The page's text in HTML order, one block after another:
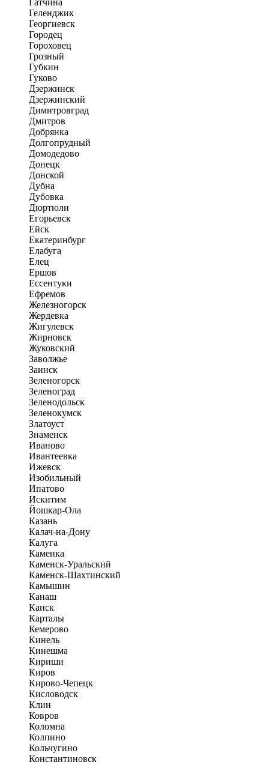
Гатчина
Геленджик
Георгиевск
Городец
Гороховец
Грозный
Губкин
Гуково
Дзержинск
Дзержинский
Димитровград
Дмитров
Добрянка
Долгопрудный
Домодедово
Донецк
Донской
Дубна
Дубовка
Дюртюли
Егорьевск
Ейск
Екатеринбург
Елабуга
Елец
Ершов
Ессентуки
Ефремов
Железногорск
Жердевка
Жигулевск
Жирновск
Жуковский
Заволжье
Заинск
Зеленогорск
Зеленоград
Зеленодольск
Зеленокумск
Златоуст
Знаменск
Иваново
Ивантеевка
Ижевск
Изобильный
Ипатово
Искитим
Йошкар-Ола
Казань
Калач-на-Дону
Калуга
Каменка
Каменск-Уральский
Каменск-Шахтинский
Камышин
Канаш
Канск
Карталы
Кемерово
Кинель
Кинешма
Кириши
Киров
Кирово-Чепецк
Кисловодск
Клин
Ковров
Коломна
Колпино
Кольчугино
Константиновск